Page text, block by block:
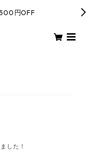
円OFF
した！